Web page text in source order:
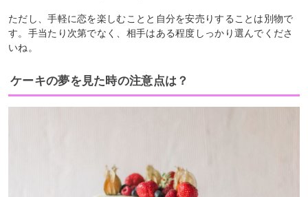
ただし、手軽に恋を楽しむことと自分を安売りすることは別物で
す。手当たり次第でなく、相手はある程度しっかり選んでくださ
いね。
ケーキの夢を見た時の注意点は？